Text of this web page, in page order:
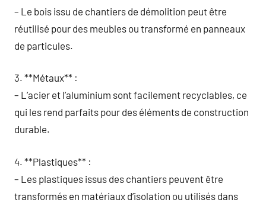
– Le bois issu de chantiers de démolition peut être
réutilisé pour des meubles ou transformé en panneaux
de particules.
3. **Métaux** :
– L’acier et l’aluminium sont facilement recyclables, ce
qui les rend parfaits pour des éléments de construction
durable.
4. **Plastiques** :
– Les plastiques issus des chantiers peuvent être
transformés en matériaux d’isolation ou utilisés dans